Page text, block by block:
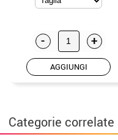
- +
AGGIUNGI
Categorie correlate